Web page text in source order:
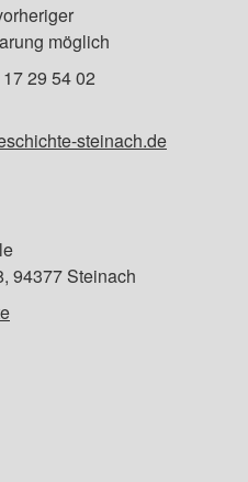
möglich
29 54 02
steinach.de
94377 Steinach